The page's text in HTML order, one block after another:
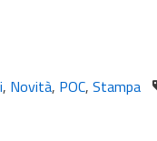
, Novità, POC,Stampa